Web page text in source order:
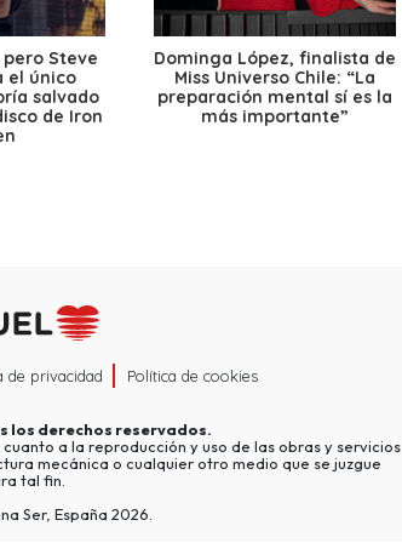
pero Steve
el único
salvado
de Iron
Dominga López, finalista de
Miss Universo Chile: “La
preparación mental sí es la
más importante”
de privacidad Política de cookies
los derechos reservados.
cuanto a la reproducción y uso de las obras y servicios
mecánica o cualquier otro medio que se juzgue
tal fin.
Ser, España 2026.